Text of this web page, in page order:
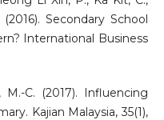
Secondary School
International Business
M.-C. (2017). Influencing
Kajian Malaysia, 35(1),